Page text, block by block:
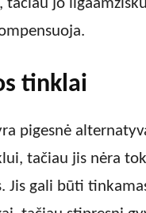
tačiau jo
tinklai
pigesnė
tačiau jis nėra
Jis gali būti